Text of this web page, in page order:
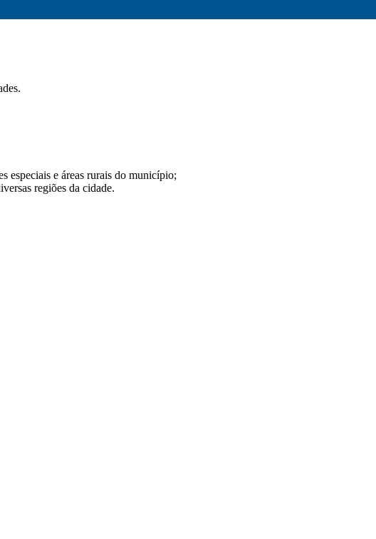
especiais e áreas rurais do município;
regiões da cidade.